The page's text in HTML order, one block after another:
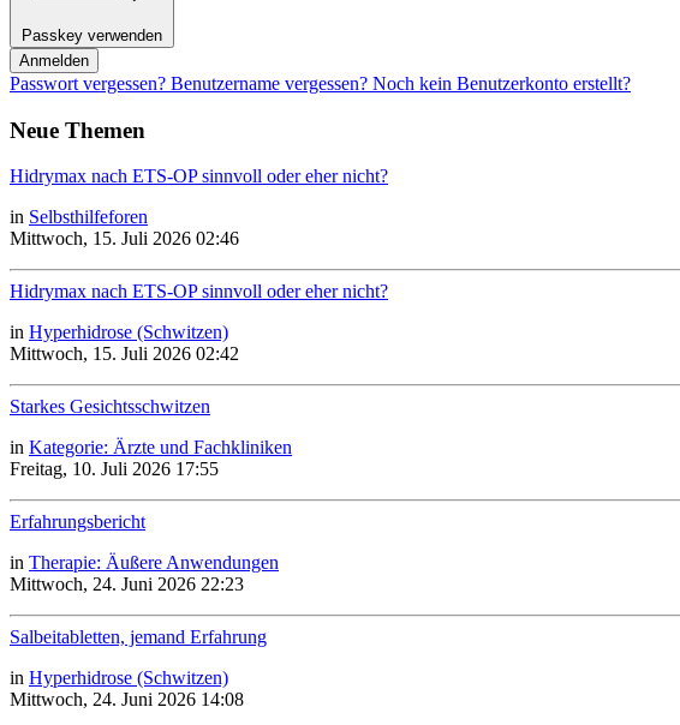
Passkey verwenden
Anmelden
Passwort vergessen? Benutzername vergessen? Noch kein Benutzerkonto erstellt?
Neue Themen
Hidrymax nach ETS-OP sinnvoll oder eher nicht?
in Selbsthilfeforen
Mittwoch, 15. Juli 2026 02:46
Hidrymax nach ETS-OP sinnvoll oder eher nicht?
in Hyperhidrose (Schwitzen)
Mittwoch, 15. Juli 2026 02:42
Starkes Gesichtsschwitzen
in Kategorie: Ärzte und Fachkliniken
Freitag, 10. Juli 2026 17:55
Erfahrungsbericht
in Therapie: Äußere Anwendungen
Mittwoch, 24. Juni 2026 22:23
Salbeitabletten, jemand Erfahrung
in Hyperhidrose (Schwitzen)
Mittwoch, 24. Juni 2026 14:08